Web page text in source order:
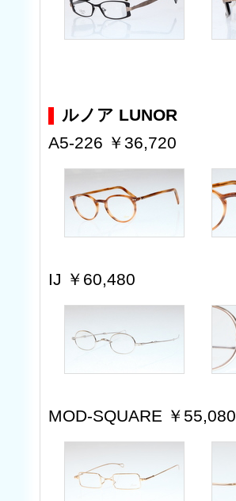
ルノア LUNOR
A5-226 ￥36,720
IJ ￥60,480
MOD-SQUARE ￥55,080